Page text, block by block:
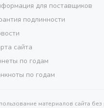
для поставщиков
подлинности
сайта
по годам
по годам
материалов сайта